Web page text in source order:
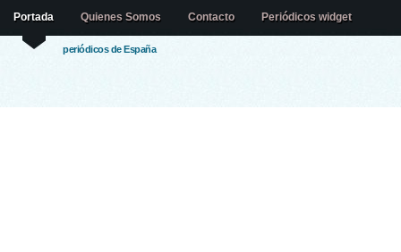
periódicos de España
Portada Quienes Somos Contacto Periódicos widget